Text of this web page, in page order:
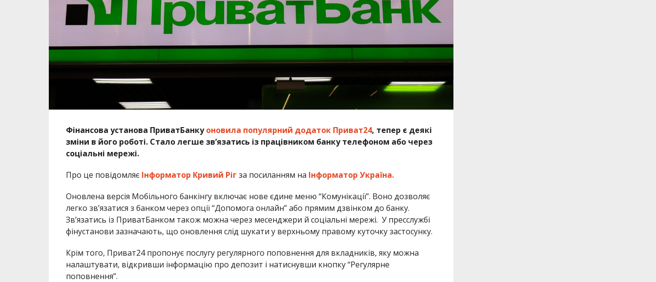
Фінансова установа ПриватБанкуоновила популярний додаток Приват24, тепер є деякі
зміни в його роботі. Стало легше зв’язатись із працівником банку телефоном або через
соціальні мережі.
Про це повідомляє Інформатор Кривий Ріг за посиланням на Інформатор Україна.
Оновлена версія Мобільного банкінгу включає нове єдине меню “Комунікації”. Воно дозволяє
легко зв’язатися з банком через опції “Допомога онлайн” або прямим дзвінком до банку.
Зв’язатись із ПриватБанком також можна через месенджери й соціальні мережі. У пресслужбі
фінустанови зазначають, що оновлення слід шукати у верхньому правому куточку застосунку.
Крім того, Приват24 пропонує послугу регулярного поповнення для вкладників, яку можна
налаштувати, відкривши інформацію про депозит і натиснувши кнопку “Регулярне
поповнення”.